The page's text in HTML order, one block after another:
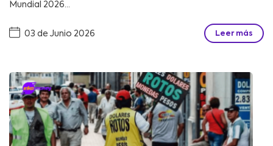
Mundial 2026...
03 de Junio 2026 Leer más